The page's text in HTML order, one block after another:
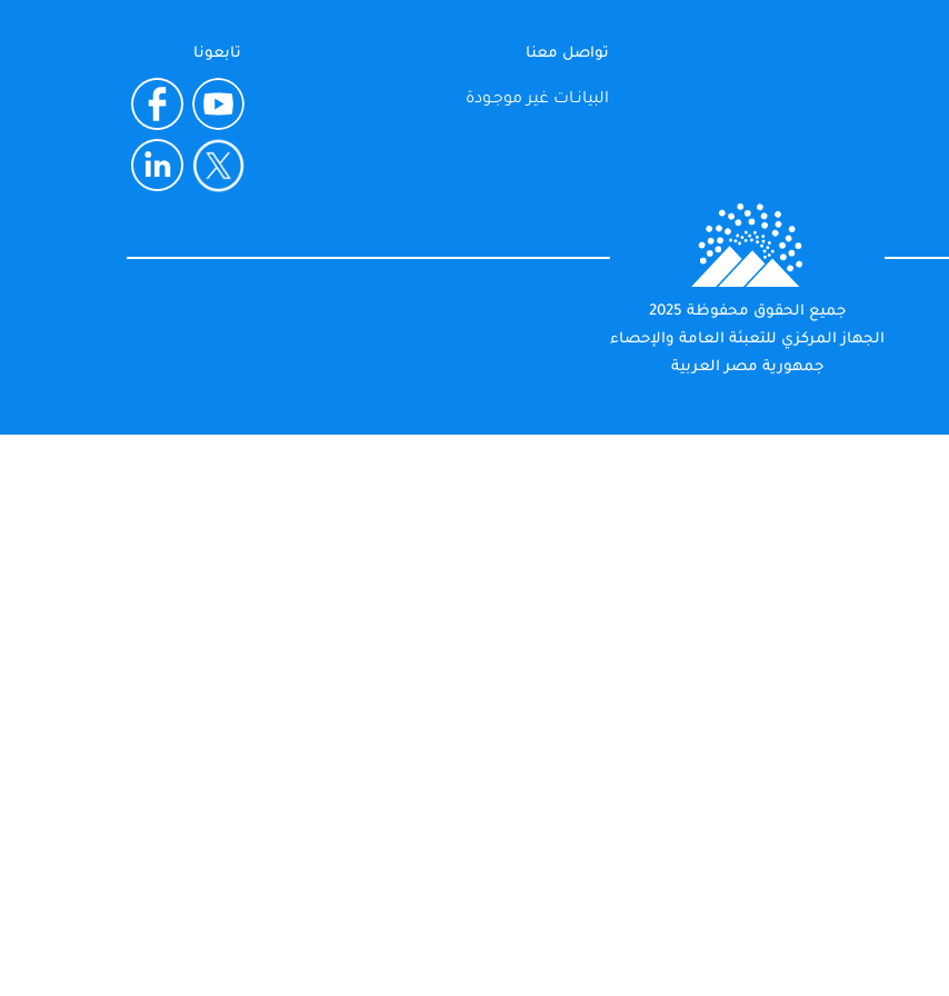
تواصل معنا
البيانـات غير موجـودة
تابعونا
جميع الحقوق محفوظة 2025
الجهاز المركزي للتعبئة العامة والإحصاء
جمهورية مصر العربية